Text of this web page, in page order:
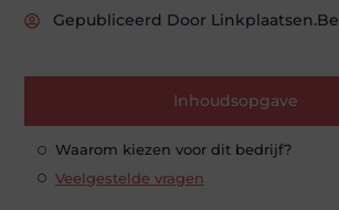
Gepubliceerd Door Linkplaatsen.be
Inhoudsopgave
Waarom kiezen voor dit bedrijf?
Veelgestelde vragen